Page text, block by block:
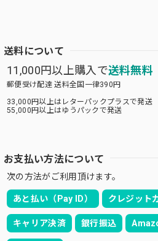
送料について
11,000円以上購入で送料無料
郵便受け配達 送料全国一律390円
33,000円以上はレターパックプラスで発送
55,000円以上はゆうパックで発送
お支払い方法について
次の方法がご利用頂けます。
あと払い（Pay ID） クレジット
キャリア決済 銀行振込